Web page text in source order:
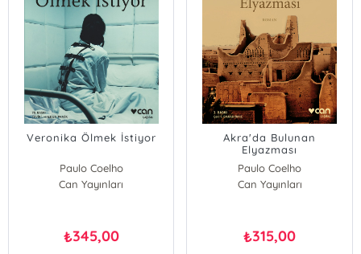
Veronika Ölmek İstiyor
Paulo Coelho
Can Yayınları
₺345,00
Akra'da Bulunan
Elyazması
Paulo Coelho
Can Yayınları
₺315,00